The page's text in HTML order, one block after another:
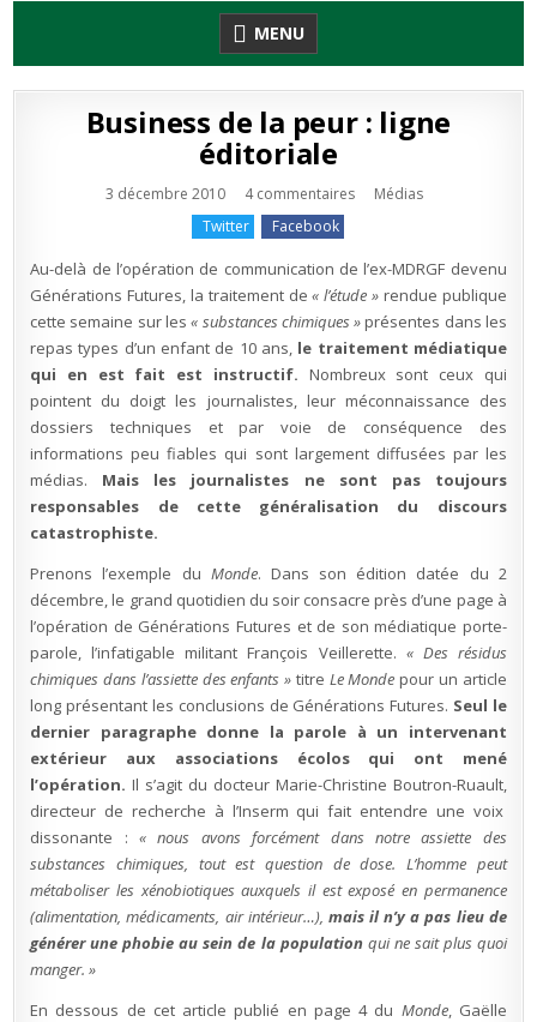
MENU
Business de la peur : ligne
éditoriale
3 décembre 2010 4 commentairessur
:
ligne
éditoriale
Publié
Médias
Twitter
Facebook
Au-delà de l’opération de communication de l’ex-MDRGF devenu
Générations Futures, la traitement de« l’étude » rendue publique
cette semaine sur les« substances chimiques »présentes dans les
repas types d’un enfant de 10 ans, le traitement médiatique
qui en est fait est instructif. Nombreux sont ceux qui
pointent du doigt les journalistes, leur méconnaissance des
dossiers techniques et par voie de conséquence des
informations peu fiables qui sont largement diffusées par les
médias. Mais les journalistes ne sont pas toujours
responsables de cette généralisation du discours
catastrophiste.
Prenons l’exemple du Monde. Dans son édition datée du 2
décembre, le grand quotidien du soir consacre près d’une page à
l’opération de Générations Futures et de son médiatique porte-
parole, l’infatigable militant François Veillerette. « Des résidus
chimiques dans l’assiette des enfants » titre Le Mondepour un article
long présentant les conclusions de Générations Futures. Seul le
dernier paragraphe donne la parole à un intervenant
extérieur aux associations écolos qui ont mené
l’opération. Il s’agit du docteur Marie-Christine Boutron-Ruault,
directeur de recherche à l’Inserm qui fait entendre une voix
dissonante :« nous avons forcément dans notre assiette des
substances chimiques, tout est question de dose. L’homme peut
métaboliser les xénobiotiques auxquels il est exposé en permanence
(alimentation, médicaments, air intérieur…), mais il n’y a pas lieu de
générer une phobie au sein de la population qui ne sait plus quoi
manger. »
En dessous de cet article publié en page 4 du Monde, Gaëlle